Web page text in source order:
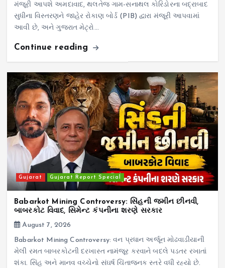
મંજૂરી આપશે અમદાવાદ, થલતેજ ગામ-સનાથલ કોરિડોરના બદ્રાબાદ
સુધીના વિસ્તરણને જાહેર રોકાણ બોર્ડ (PIB) દ્વારા મંજૂરી આપવામાં
આવી છે, અને ગુજરાત મેટ્રો…
Continue reading
Gujarat Gujarat Report Special
Babarkot Mining Controversy: સિંહની જમીન છીનવી,
બાબરકોટ વિવાદ, સિમેન્ટ કંપનીના શરણે સરકાર
August 7, 2026
Babarkot Mining Controversy: વન પ્રધાન અર્જૂન મોઢવાડીયાની
મેલી રમત બાબરકોટની દરખાસ્ત નામંજૂર કરવાને બદલે પડતર રખાતાં
શંકા. સિંહ અને માનવ વચ્ચેનો સંઘર્ષ ચિંતાજનક સ્તરે વધી રહ્યો છે.